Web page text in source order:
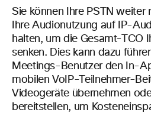
Sie können Ihre PSTN weiter
Ihre Audionutzung auf IP-
halten, um die Gesamt-TCO
senken. Dies kann dazu
Meetings-Benutzer den In-
mobilen VoIP-Teilnehmer-
Videogeräte übernehmen
bereitstellen, um